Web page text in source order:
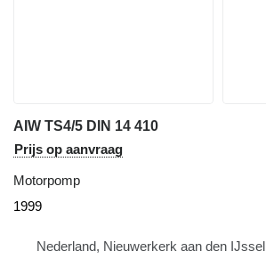
AIW TS4/5 DIN 14 410
Prijs op aanvraag
Motorpomp
1999
Nederland, Nieuwerkerk aan den IJssel